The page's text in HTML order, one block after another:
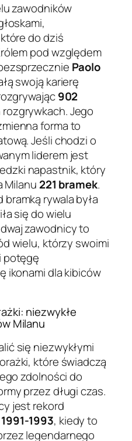
zawodników
do dziś
pod względem
Paolo
swoją karierę
902
Jego
forma to
Jeśli chodzi o
liderem jest
napastnik, który
Milanu 221 bramek.
rywala była
się do wielu
zawodnicy to
wielu, którzy swoimi
potęgę
ikonami dla kibiców
niezwykłe
Milanu
się niezwykłymi
które świadczą
zdolności do
przez długi czas.
jest rekord
1991-1993, kiedy to
legendarnego